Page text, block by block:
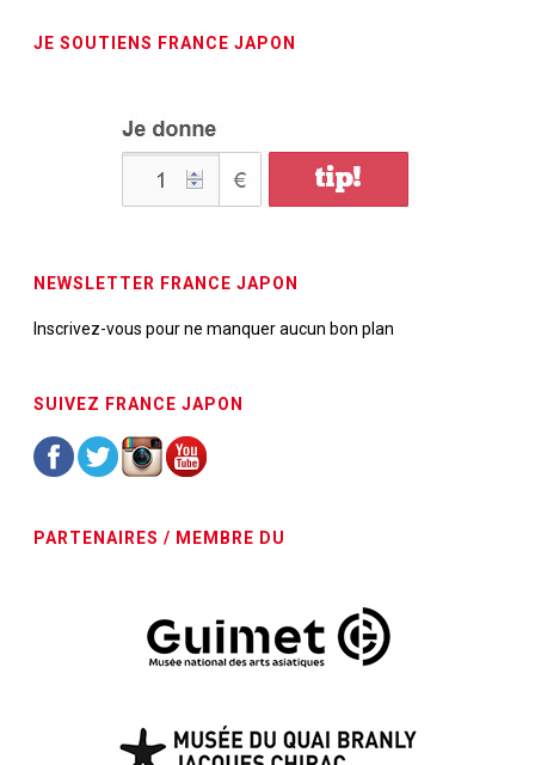
JE SOUTIENS FRANCE JAPON
NEWSLETTER FRANCE JAPON
Inscrivez-vous pour ne manquer aucun bon plan
SUIVEZ FRANCE JAPON
PARTENAIRES / MEMBRE DU